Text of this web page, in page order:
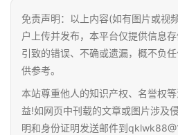
免责声明：以上内容(如有图片或视
户上传并发布，本平台仅提供信息
引致的错误、不确或遗漏，概不负
供参考。
本站尊重他人的知识产权、名誉权
益!如网页中刊载的文章或图片涉及
明和身份证明发送邮件到